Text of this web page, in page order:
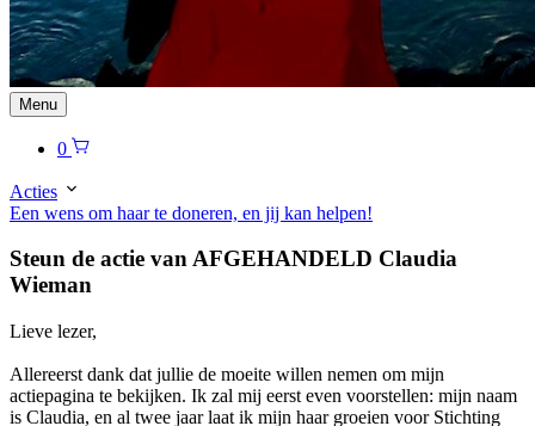
Menu
0
Acties
Een wens om haar te doneren, en jij kan helpen!
Steun de actie van AFGEHANDELD Claudia
Wieman
Lieve lezer,
Allereerst dank dat jullie de moeite willen nemen om mijn
actiepagina te bekijken. Ik zal mij eerst even voorstellen: mijn naam
is Claudia, en al twee jaar laat ik mijn haar groeien voor Stichting